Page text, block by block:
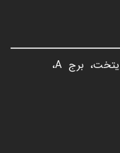
آدرس: تهران، میرداماد، مجتمع پایتخت، برج A،